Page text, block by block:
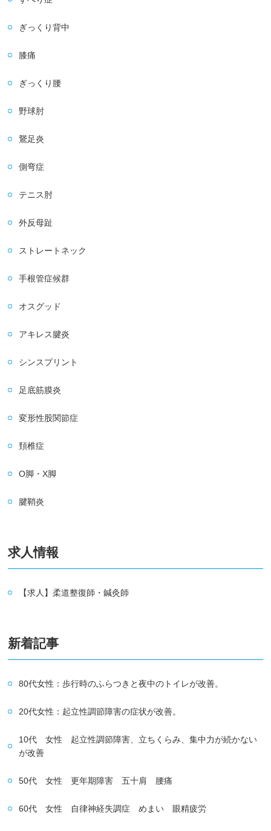
ぎっくり背中
膝痛
ぎっくり腰
野球肘
鵞足炎
側弯症
テニス肘
外反母趾
ストレートネック
手根管症候群
オスグッド
アキレス腱炎
シンスプリント
足底筋膜炎
変形性股関節症
頚椎症
O脚・X脚
腱鞘炎
求人情報
【求人】柔道整復師・鍼灸師
新着記事
80代女性：歩行時のふらつきと夜中のトイレが改善。
20代女性：起立性調節障害の症状が改善。
10代 女性 起立性調節障害、立ちくらみ、集中力が続かない
が改善
50代 女性 更年期障害 五十肩 腰痛
60代 女性 自律神経失調症 めまい 眼精疲労